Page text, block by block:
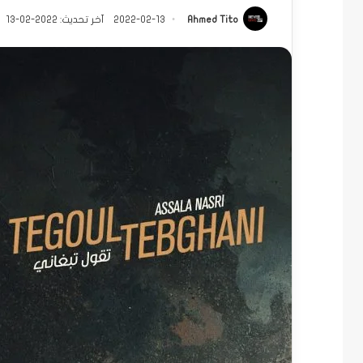
Ahmed Tito
2022-02-13 آخر تحديث: 2022-02-13